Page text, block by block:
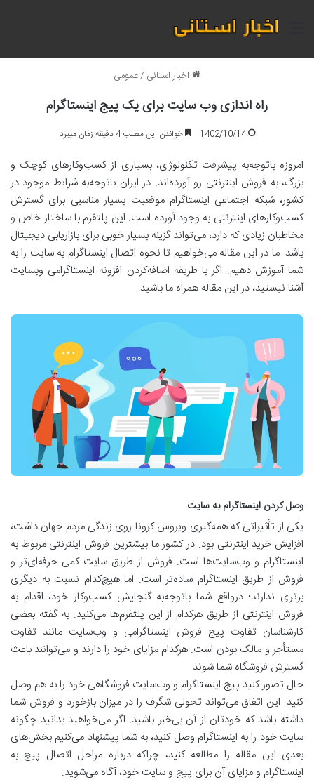
منو
اخبار استانی /عمومی
راه اندازی وب سایت برای یک پیج اینستاگرام
1402/10/14 خواندن این مطلب 4 دقیقه زمان میبرد
امروزه باتوجه‌به پیشرفت تکنولوژی، بسیاری از کسب‌وکارهای کوچک و
بزرگ، به فروش اینترنتی رو آورده‌اند. در ایران باتوجه‌به شرایط موجود در
کشور، شبکه اجتماعی اینستاگرام موقعیت بسیار مناسبی برای گسترش
کسب‌وکارهای اینترنتی به وجود آورده است. این پلتفرم با ساختار خاص و
مخاطبان زیادی که دارد، می‌تواند گزینه بسیار خوبی برای بازاریابی دیجیتال
باشد. ما در این مقاله می‌خواهیم تا نحوه اتصال اینستاگرام به سایت را به
شما آموزش دهیم. اگر با طریقه اضافه‌کردن افزونه اینستاگرامی وبسایت
آشنا نیستید، در این مقاله همراه ما باشید.
وصل کردن اینستاگرام به سایت
یکی از تأثیراتی که همه‌گیری ویروس کرونا روی زندگی مردم جهان داشت،
افزایش خرید اینترنتی بود. در کشور ما بیشترین فروش اینترنتی مربوط به
اینستاگرام و وب‌سایت‌ها است. فروش از طریق سایت کمی حرفه‌ای‌تر و
فروش از طریق اینستاگرام ساده‌تر است. اما هیچ‌کدام نسبت به دیگری
برتری ندارند؛ درواقع شما باتوجه‌به گنجایش کسب‌وکار خود، اقدام به
فروش اینترنتی از طریق هرکدام از این پلتفرم‌ها می‌کنید. به گفته بعضی
کارشناسان تفاوت پیج فروش اینستاگرامی و وب‌سایت مانند تفاوت
مستأجر و مالک بودن است. هرکدام مزایای خود را دارند و می‌توانند باعث
گسترش فروشگاه شما شوند.
حال تصور کنید پیج اینستاگرام و وب‌سایت فروشگاهی خود را به هم وصل
کنید. این اتفاق می‌تواند تحولی شگرف را در میزان بازخورد و فروش شما
داشته باشد که خودتان از آن بی‌خبر باشید. اگر می‌خواهید بدانید چگونه
سایت خود را به اینستاگرام وصل کنید، به شما پیشنهاد می‌کنیم بخش‌های
بعدی این مقاله را مطالعه کنید، چراکه درباره مراحل اتصال پیج به
اینستاگرام و مزایای آن برای پیج و سایت خود، آگاه می‌شوید.